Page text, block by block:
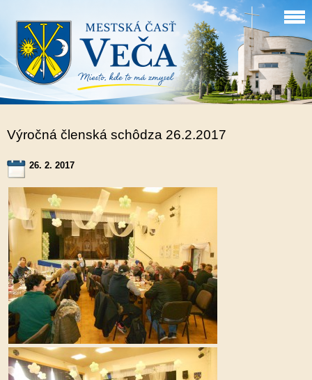
Výročná členská schôdza 26.2.2017
26. 2. 2017